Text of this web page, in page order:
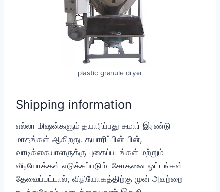
plastic granule dryer
Shipping information
எல்லா மிஷன்களும் தயாரிப்பது சுமார் இரண்டு
மாதங்கள் ஆகிறது. தயாரிப்பின் பின்,
வாடிக்கையாளருக்கு புகைப்படங்கள் மற்றும்
வீடியோக்கள் எடுக்கப்படும். சோதனை ஓட்டங்கள்
தேவைப்பட்டால், விநியோகத்திற்கு முன் அவற்றை